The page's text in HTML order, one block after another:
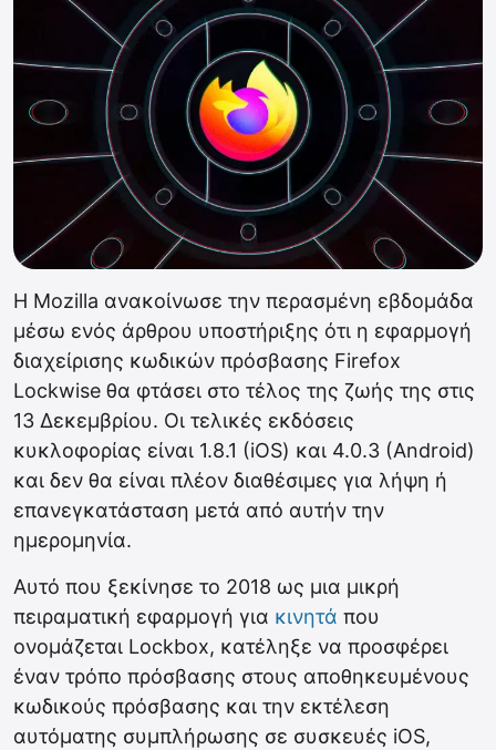
Η Mozilla ανακοίνωσε την περασμένη εβδομάδα
μέσω ενός άρθρου υποστήριξης ότι η εφαρμογή
διαχείρισης κωδικών πρόσβασης Firefox
Lockwise θα φτάσει στο τέλος της ζωής της στις
13 Δεκεμβρίου. Οι τελικές εκδόσεις
κυκλοφορίας είναι 1.8.1 (iOS) και 4.0.3 (Android)
και δεν θα είναι πλέον διαθέσιμες για λήψη ή
επανεγκατάσταση μετά από αυτήν την
ημερομηνία.
Αυτό που ξεκίνησε το 2018 ως μια μικρή
πειραματική εφαρμογή για κινητά που
ονομάζεται Lockbox, κατέληξε να προσφέρει
έναν τρόπο πρόσβασης στους αποθηκευμένους
κωδικούς πρόσβασης και την εκτέλεση
αυτόματης συμπλήρωσης σε συσκευές iOS,